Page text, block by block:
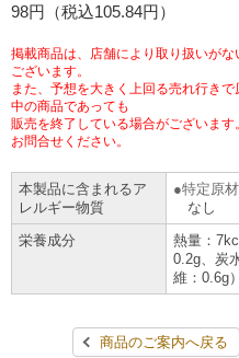
ニンテンドー・ダウンロードカ
スキャン
ファクス
チケット
プリペイドサービス
行政サービス
セブン銀行ATM
ご利用可能なお支払い方法
各種料金のお支払い
スマホプリペイド
レジでApple Accountにチャー
チケットぴあ
イープラス
CNプレイガイド
JTB
タワーレコード
セブンネットショッピング
停電時のサービス停止のお知ら
貸借対照表・損益計算書
沿革
国内店舗数
売上高、店舗数推移
セブン‐イレブンの海外事業
データで見るセブン‐イレブン
サステナビリティ推進体制
GREEN CHALLENGE 2050
4VISIONS
サステナビリティニュース
サステナビリティレポート
報告書ライブラリー
お問い合わせ
Language
English (Corporate)
English (Services)
中文[繁體字](服務)
ภาษาไทย(บริการ)
98円（税込105.84円）
掲載商品は、店舗により取り扱いが
ございます。
また、予想を大きく上回る売れ行き
中の商品であっても
販売を終了している場合がございま
お問合せください。
本製品に含まれるア
レルギー物質
特定原
なし
栄養成分
熱量：
0.2g、炭
維：0.6g
商品のご案内へ戻る